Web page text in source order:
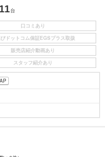
11台
口コミあり
ドットコム保証EGSプラス取扱
販売店紹介動画あり
スタッフ紹介あり